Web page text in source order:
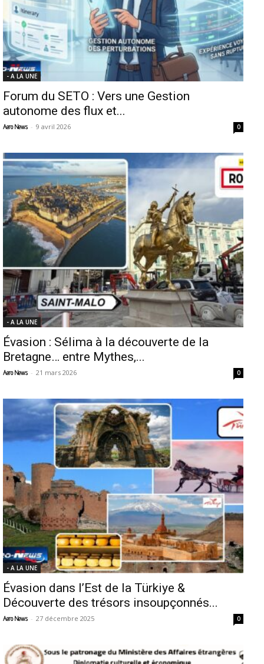
- A LA UNE
Forum du SETO : Vers une Gestion
autonome des flux et...
Aero News - 9 avril 2026 0
- A LA UNE
Évasion : Sélima à la découverte de la
Bretagne… entre Mythes,...
Aero News - 21 mars 2026 0
- A LA UNE
Évasion dans l’Est de la Türkiye &
Découverte des trésors insoupçonnés...
Aero News - 27 décembre 2025 0